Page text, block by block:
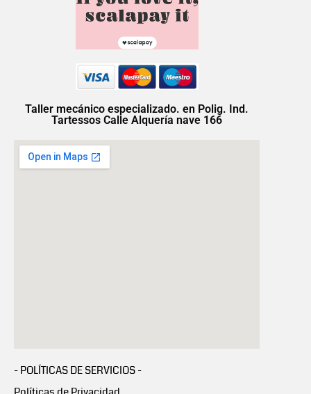
Taller mecánico especializado. en Polig. Ind.
Tartessos Calle Alquería nave 166
- POLÍTICAS DE SERVICIOS -